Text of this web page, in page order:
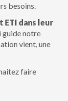
besoins.
ETI dans leur
guide notre
vient, une
faire